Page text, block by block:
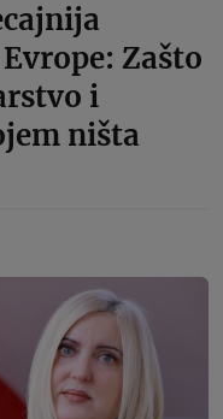
Zašto
i
ništa